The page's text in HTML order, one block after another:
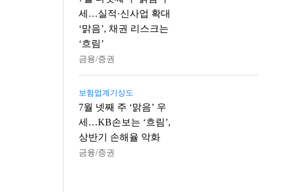
세…실적·신사업 확대
‘맑음’, 채권 리스크는
‘흐림’
금융/증권
보험업계기상도
7월 넷째 주 ‘맑음’ 우
세…KB손보는 ‘흐림’,
상반기 손해율 악화
금융/증권